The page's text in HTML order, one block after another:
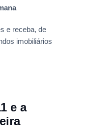
e receba, de
imobiliários
e a